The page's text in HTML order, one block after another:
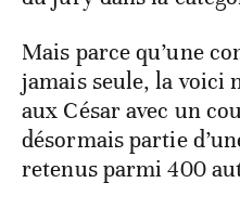
Mais parce qu’une
jamais seule, la voici
aux César avec un
désormais partie
retenus parmi 400